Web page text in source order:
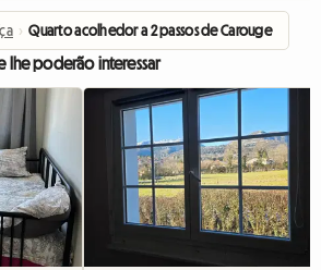
› Quarto acolhedor a 2 passos de Carouge
lhe poderão interessar